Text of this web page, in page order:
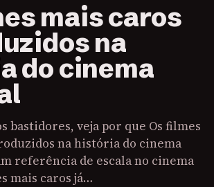
mais caros
na
do cinema
bastidores, veja por que Os filmes
na história do cinema
referência de escala no cinema
mais caros já…